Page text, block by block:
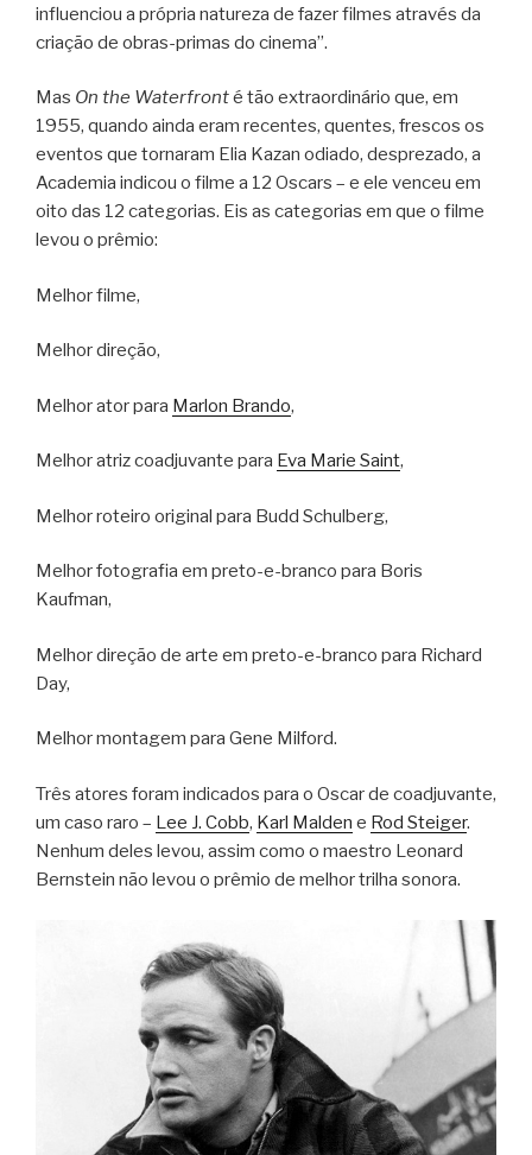
influenciou a própria natureza de fazer filmes através da
criação de obras-primas do cinema”.
Mas On the Waterfronté tão extraordinário que, em
1955, quando ainda eram recentes, quentes, frescos os
eventos que tornaram Elia Kazan odiado, desprezado, a
Academia indicou o filme a 12 Oscars – e ele venceu em
oito das 12 categorias. Eis as categorias em que o filme
levou o prêmio:
Melhor filme,
Melhor direção,
Melhor ator para Marlon Brando,
Melhor atriz coadjuvante para Eva Marie Saint,
Melhor roteiro original para Budd Schulberg,
Melhor fotografia em preto-e-branco para Boris
Kaufman,
Melhor direção de arte em preto-e-branco para Richard
Day,
Melhor montagem para Gene Milford.
Três atores foram indicados para o Oscar de coadjuvante,
um caso raro – Lee J. Cobb, Karl Malden e Rod Steiger.
Nenhum deles levou, assim como o maestro Leonard
Bernstein não levou o prêmio de melhor trilha sonora.